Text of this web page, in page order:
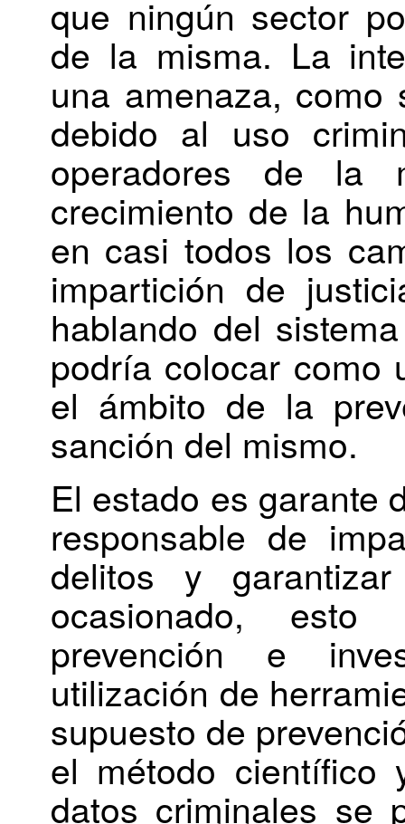
que ningún sector
de la misma. La
una amenaza,
debido al uso
operadores de la
crecimiento de la
en casi todos los
impartición de
hablando del
podría colocar como
el ámbito de la
sanción del mismo.
El estado es garante
responsable de
delitos y
ocasionado,
prevención e
utilización de
supuesto de
el método
datos criminales se